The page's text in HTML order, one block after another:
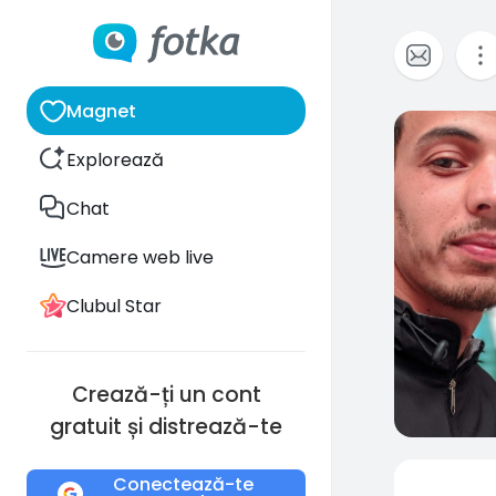
Magnet
Explorează
Chat
Camere web live
Clubul Star
Crează-ți un cont
gratuit și distrează-te
Conectează-te
0